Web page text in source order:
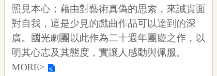
照見本心；藉由對藝術真偽的思索，來誠實面
對自我，這是少見的戲曲作品可以達到的深
廣。國光劇團以此作為二十週年團慶之作，以
明其心志及其態度，實讓人感動與佩服。
MORE>